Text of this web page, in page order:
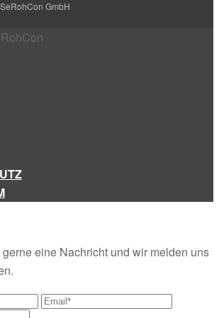
GmbH
eine Nachricht und wir melden uns